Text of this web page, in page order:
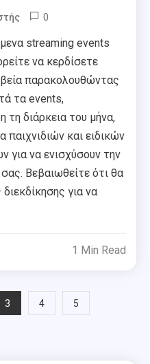
0
streaming events
να κερδίσετε
παρακολουθώντας
τα events,
τη διάρκεια του μήνα,
παιχνιδιών και ειδικών
να ενισχύσουν την
Βεβαιωθείτε ότι θα
για να
1 Min Read
3 4 5